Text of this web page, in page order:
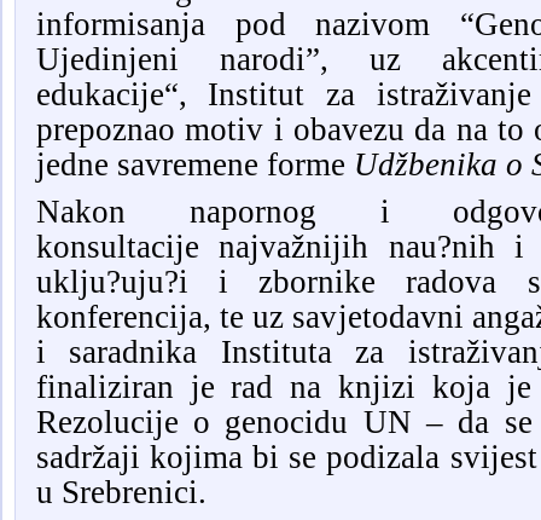
informisanja pod nazivom
Ujedinjeni narodi”, uz
edukacije“, Institut za
prepoznao motiv i obavezu da na
jedne savremene forme Udžbenika o
Nakon napornog i
konsultacije najvažnijih nau?nih i
uklju?uju?i i zbornike radova
konferencija, te uz savjetodavni
i saradnika Instituta za
finaliziran je rad na knjizi koja je
Rezolucije o genocidu UN – da
sadržaji kojima bi se podizala
u Srebrenici.